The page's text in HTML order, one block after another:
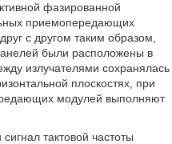
фазированной
приемопередающих
с другом таким образом,
были расположены в
излучателями сохранялась
плоскостях, при
модулей выполняют
тактовой частоты